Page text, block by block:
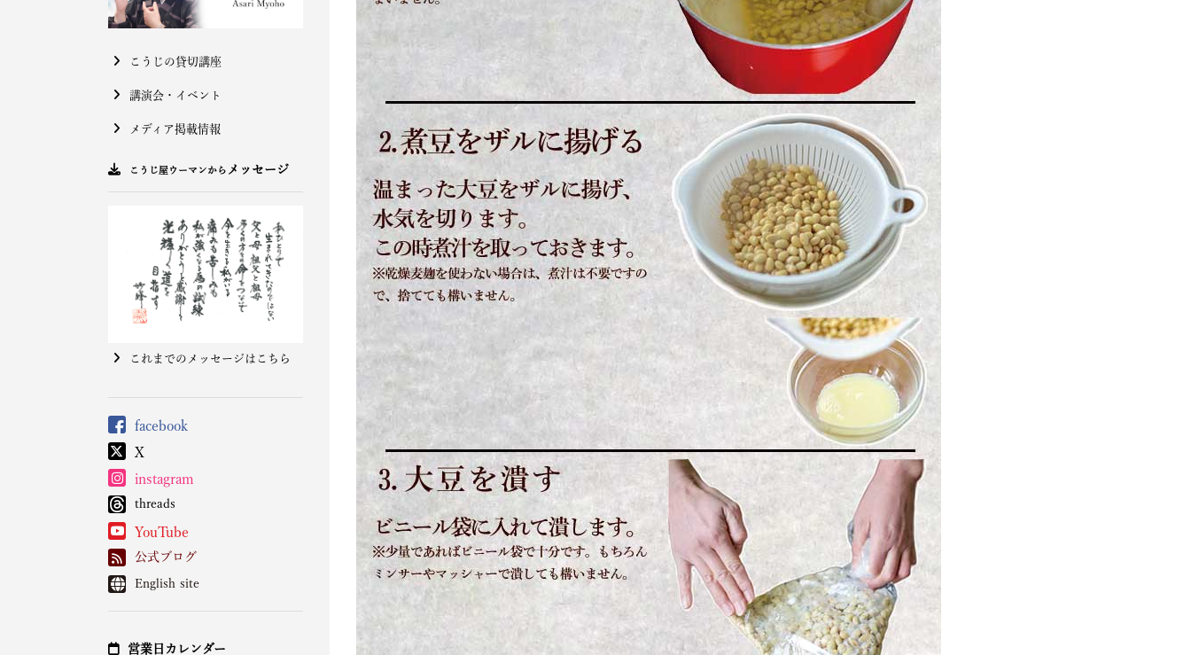
こうじの貸切講座
講演会・イベント
メディア掲載情報
こうじ屋ウーマンから メッセージ
これまでのメッセージはこちら
facebook
X
instagram
threads
YouTube
公式ブログ
English site
営業日カレンダー